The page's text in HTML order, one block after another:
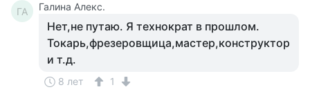
ГА Галина Алекс.
Нет,не путаю. Я технократ в прошлом.
Токарь,фрезеровщица,мастер,конструктор
и т.д.
8 лет
1